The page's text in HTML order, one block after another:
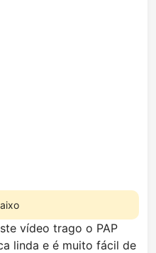
vídeo trago o PAP
linda e é muito fácil de